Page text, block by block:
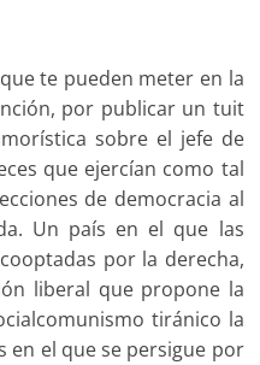
te pueden meter en la
por publicar un tuit
sobre el jefe de
que ejercían como tal
de democracia al
Un país en el que las
por la derecha,
liberal que propone la
tiránico la
en el que se persigue por